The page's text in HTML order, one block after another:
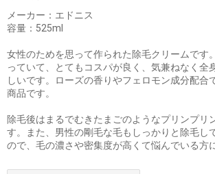
メーカー：エドニス
容量：525ml
女性のためを思って作られた除毛クリームです
っていて、とてもコスパが良く、気兼ねなく全
しいです。ローズの香りやフェロモン成分配合
商品です。
除毛後はまるでむきたまごのようなプリンプリ
す。また、男性の剛毛な毛もしっかりと除毛し
ので、毛の濃さや密集度が高くて悩んでいる方